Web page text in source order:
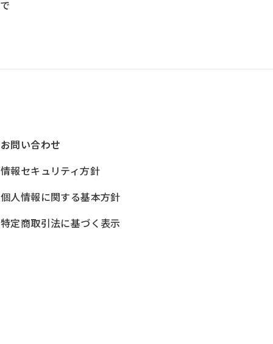
お問い合わせ
情報セキュリティ方針
個人情報に関する基本方針
特定商取引法に基づく表示